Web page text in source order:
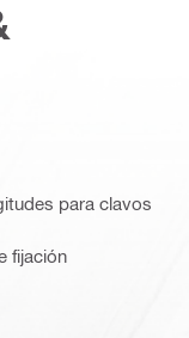
para clavos
fijación